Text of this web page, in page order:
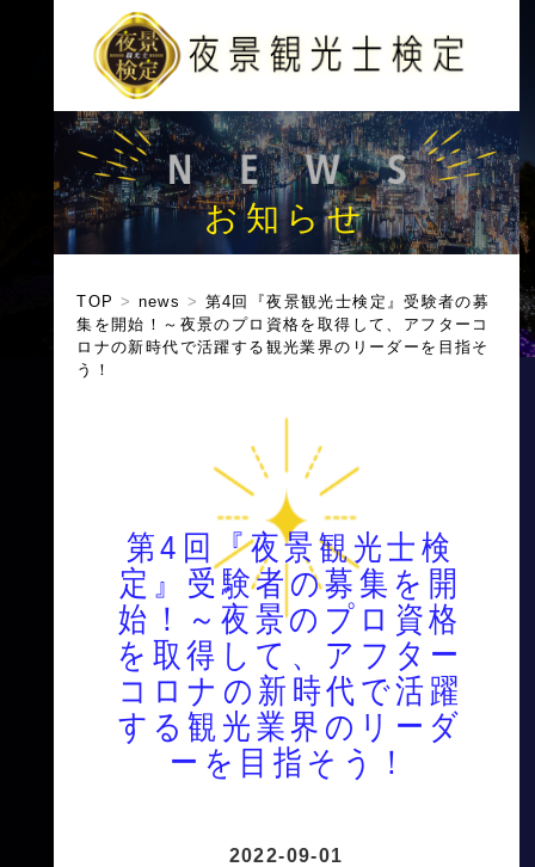
お知らせ
TOP > news > 第4回『夜景観光士検定』受験者の募
集を開始！～夜景のプロ資格を取得して、アフターコ
ロナの新時代で活躍する観光業界のリーダーを目指そ
う！
第4回『夜景観光士検
定』受験者の募集を開
始！～夜景のプロ資格
を取得して、アフター
コロナの新時代で活躍
する観光業界のリーダ
ーを目指そう！
2022-09-01